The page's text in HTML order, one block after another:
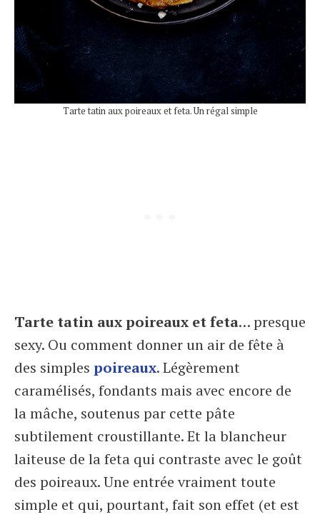
Tarte tatin aux poireaux et feta. Un régal simple
Tarte tatin aux poireaux et feta… presque
sexy. Ou comment donner un air de fête à
des simples poireaux. Légèrement
caramélisés, fondants mais avec encore de
la mâche, soutenus par cette pâte
subtilement croustillante. Et la blancheur
laiteuse de la feta qui contraste avec le goût
des poireaux. Une entrée vraiment toute
simple et qui, pourtant, fait son effet (et est